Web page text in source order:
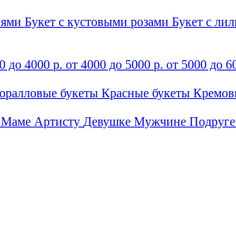
Букет с кустовыми розами Букет с
до 4000 р. от 4000 до 5000 р. от 5000 до
букеты Красные букеты
Артисту Девушке Мужчине Подруге